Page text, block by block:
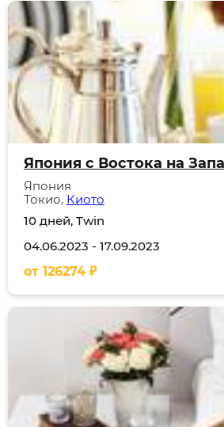
Япония с Востока на
Япония
Токио, Киото
10 дней, Twin
04.06.2023 - 17.09.2023
от 126274 ₽